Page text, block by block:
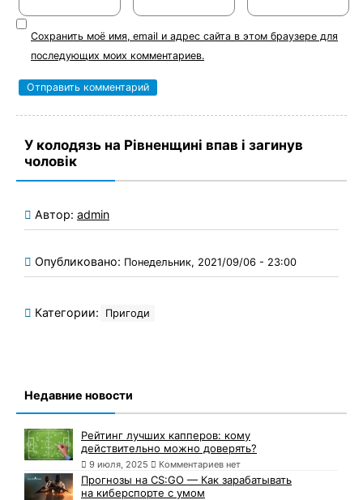
Сохранить моё имя, email и адрес сайта в этом браузере для
последующих моих комментариев.
У колодязь на Рівненщині впав і загинув
чоловік
Автор: admin
Опубликовано: Понедельник, 2021/09/06 - 23:00
Категории: Пригоди
Недавние новости
Рейтинг лучших капперов: кому
действительно можно доверять?
9 июля, 2025 Комментариев нет
Прогнозы на CS:GO — Как зарабатывать
на киберспорте с умом